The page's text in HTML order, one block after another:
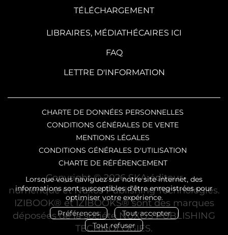
Lorsque vous naviguez sur notre site internet, des
informations sont susceptibles d'être enregistrées pour
optimiser votre expérience.
Préférences
Tout accepter
Tout refuser
TÉLÉCHARGEMENT
LIBRAIRES, MÉDIATHÉCAIRES ICI
FAQ
LETTRE D'INFORMATION
CHARTE DE DONNÉES PERSONNELLES
CONDITIONS GÉNÉRALES DE VENTE
MENTIONS LÉGALES
CONDITIONS GÉNÉRALES D'UTILISATION
CHARTE DE RÉFÉRENCEMENT
Copyright © 2026 SKA éditeur
numérique et Nuxos Publishing Technologies.
IZIBOOK® etIZIBOOKS®sont des marques
déposées de la société NUXOS PUBLISHING
TECHNOLOGIES.